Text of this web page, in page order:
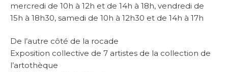
mercredi de 10h à 12h et de 14h à 18h, vendredi de
15h à 18h30, samedi de 10h à 12h30 et de 14h à 17h
De l’autre côté de la rocade
Exposition collective de 7 artistes de la collection de
l’artothèque